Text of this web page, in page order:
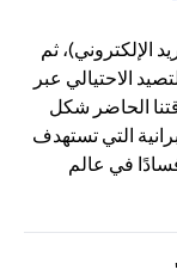
الإلكتروني)، ثم
الاحتيالي عبر
الحاضر شكل
التي تستهدف
في عالم